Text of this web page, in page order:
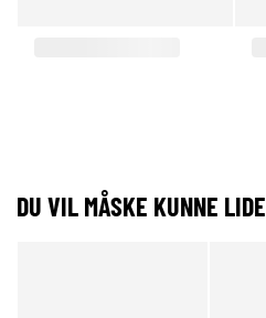
DU VIL MÅSKE KUNNE LIDE